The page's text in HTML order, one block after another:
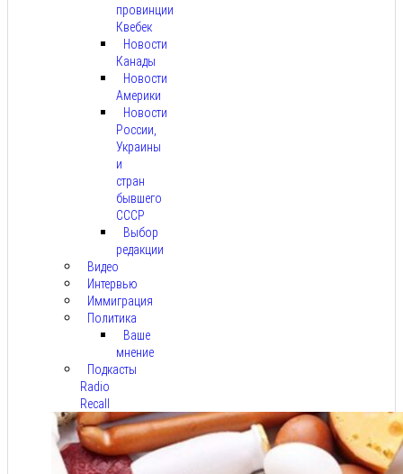
провинции
Квебек
Новости
Канады
Новости
Америки
Новости
России,
Украины
и
стран
бывшего
СССР
Выбор
редакции
Видео
Интервью
Иммиграция
Политика
Ваше
мнение
Подкасты
Radio
Recall